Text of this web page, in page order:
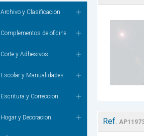
Archivo y Clasificacion
Complementos de oficina
Corte y Adhesivos
Escolar y Manualidades
Escritura y Correccion
Hogar y Decoracion Ref.